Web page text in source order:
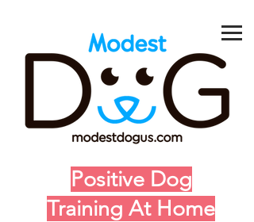
Positive Dog
Training At Home